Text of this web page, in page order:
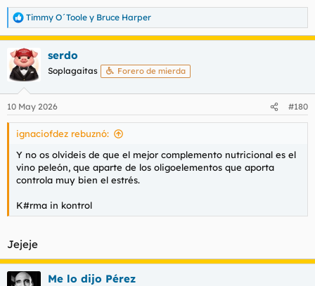
R
e
a
c
c
i
e
s
Timmy O´Toole y Bruce Harper
serdo
Soplagaitas Forero de mierda
10 May 2026 #180
ignaciofdez rebuznó:
Y no os olvideis de que el mejor complemento nutricional es el
vino peleón, que aparte de los oligoelementos que aporta
controla muy bien el estrés.
K#rma in kontrol
Jejeje
Me lo dijo Pérez